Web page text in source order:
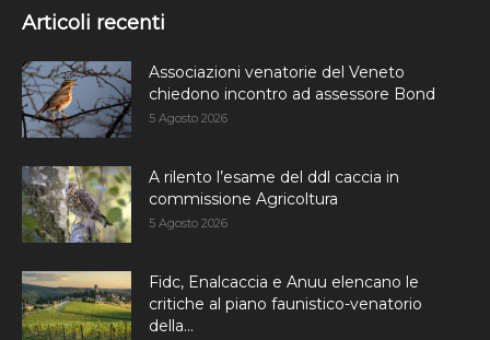
Articoli recenti
Associazioni venatorie del Veneto
chiedono incontro ad assessore Bond
5 Agosto 2026
A rilento l’esame del ddl caccia in
commissione Agricoltura
5 Agosto 2026
Fidc, Enalcaccia e Anuu elencano le
critiche al piano faunistico-venatorio
della...